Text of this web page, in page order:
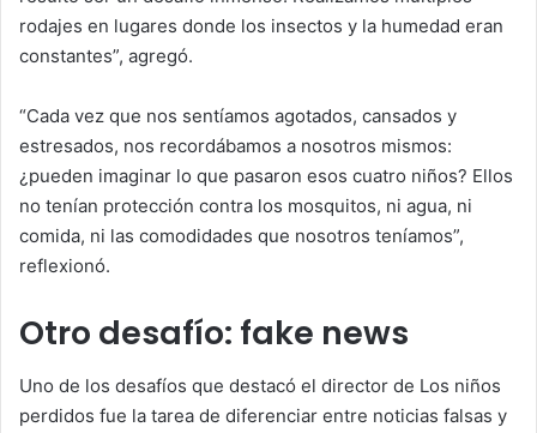
rodajes en lugares donde los insectos y la humedad eran
constantes”, agregó.
“Cada vez que nos sentíamos agotados, cansados y
estresados, nos recordábamos a nosotros mismos:
¿pueden imaginar lo que pasaron esos cuatro niños? Ellos
no tenían protección contra los mosquitos, ni agua, ni
comida, ni las comodidades que nosotros teníamos”,
reflexionó.
Otro desafío: fake news
Uno de los desafíos que destacó el director de Los niños
perdidos fue la tarea de diferenciar entre noticias falsas y